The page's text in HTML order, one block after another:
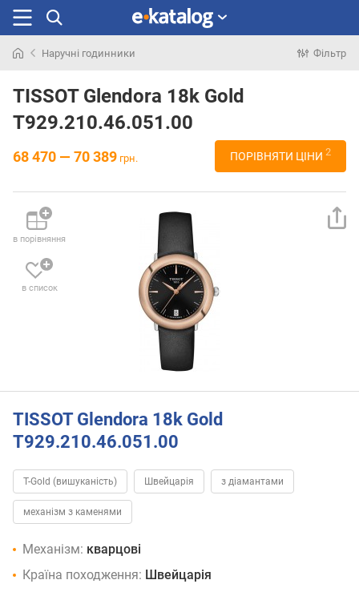
раніше
Наручні годинники Фільтр
TISSOT Glendora 18k Gold
T929.210.46.051.00
68 470 — 70 389 грн. ПОРІВНЯТИ ЦІНИ 2
в порівняння
в список
TISSOT Glendora 18k Gold
T929.210.46.051.00
T-Gold (вишуканість) Швейцарія з діамантами
механізм з каменями
Механізм: кварцові
Країна походження: Швейцарія